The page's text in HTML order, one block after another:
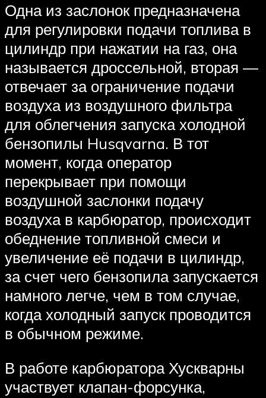
Одна из заслонок предназначена
для регулировки подачи топлива в
цилиндр при нажатии на газ, она
называется дроссельной, вторая —
отвечает за ограничение подачи
воздуха из воздушного фильтра
для облегчения запуска холодной
бензопилы Husqvarna. В тот
момент, когда оператор
перекрывает при помощи
воздушной заслонки подачу
воздуха в карбюратор, происходит
обеднение топливной смеси и
увеличение её подачи в цилиндр,
за счет чего бензопила запускается
намного легче, чем в том случае,
когда холодный запуск проводится
в обычном режиме.
В работе карбюратора Хускварны
участвует клапан-форсунка,